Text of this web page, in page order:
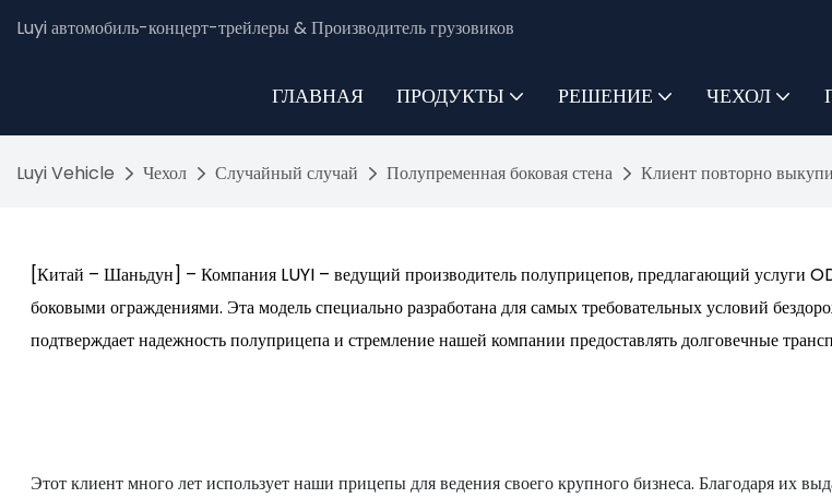
Luyi автомобиль-концерт-трейлеры & Производитель грузовиков
ГЛАВНАЯ ПРОДУКТЫ РЕШЕНИЕ ЧЕХОЛ
Luyi Vehicle Чехол Случайный случай Полупременная боковая стена Клиент повторно
[Китай – Шаньдун] – Компания LUYI – ведущий производитель полуприцепов, предлагающий услуги
боковыми ограждениями. Эта модель специально разработана для самых требовательных условий
подтверждает надежность полуприцепа и стремление нашей компании предоставлять долговечные
Этот клиент много лет использует наши прицепы для ведения своего крупного бизнеса. Благодаря их